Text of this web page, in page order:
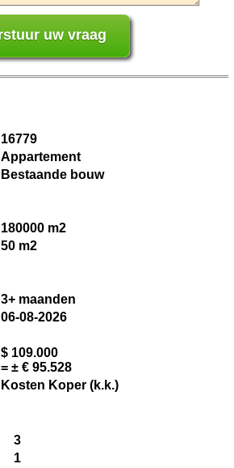
16779
Appartement
Bestaande bouw
180000 m2
50 m2
3+ maanden
06-08-2026
$ 109.000
= ± € 95.528
Kosten Koper (k.k.)
3
1